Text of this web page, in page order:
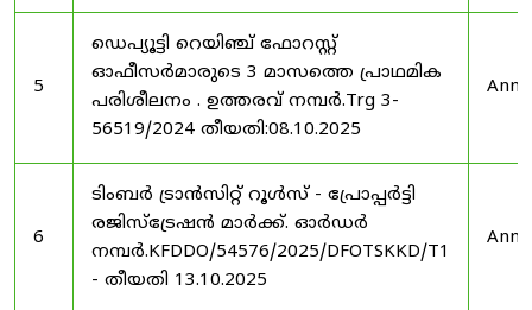
5
ഡെപ്യൂട്ടി റെയിഞ്ച് ഫോറസ്റ്റ്
ഓഫീസർമാരുടെ 3 മാസത്തെ പ്രാഥമിക
പരിശീലനം . ഉത്തരവ് നമ്പർ.Trg 3-
56519/2024 തീയതി:08.10.2025
6
ടിംബർ ട്രാൻസിറ്റ് റൂൾസ് - പ്രോപ്പർട്ടി
രജിസ്ട്രേഷൻ മാർക്ക്. ഓർഡർ
നമ്പർ.KFDDO/54576/2025/DFOTSKKD/T1
- തീയതി 13.10.2025